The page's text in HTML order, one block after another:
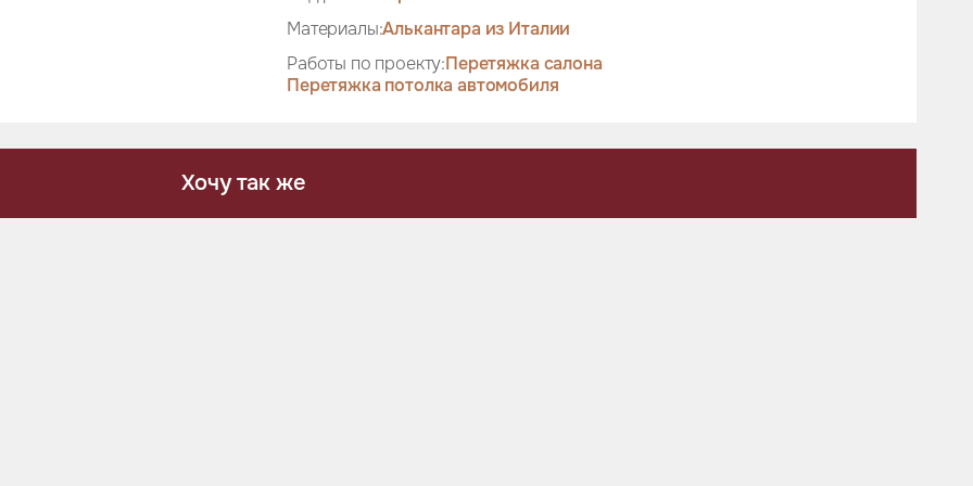
Материалы:Алькантара из Италии
Работы по проекту:Перетяжка салона
Перетяжка потолка автомобиля
Хочу так же